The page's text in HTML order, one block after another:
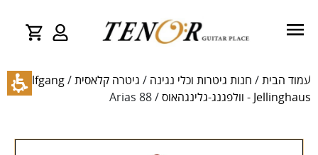
עמוד הבית / חנות גיטרות וכלי נגינה / גיטרה קלאסית /
Wolfgang
Jellinghaus - וולפגנג-גלינגהאוס
/ Arias 88